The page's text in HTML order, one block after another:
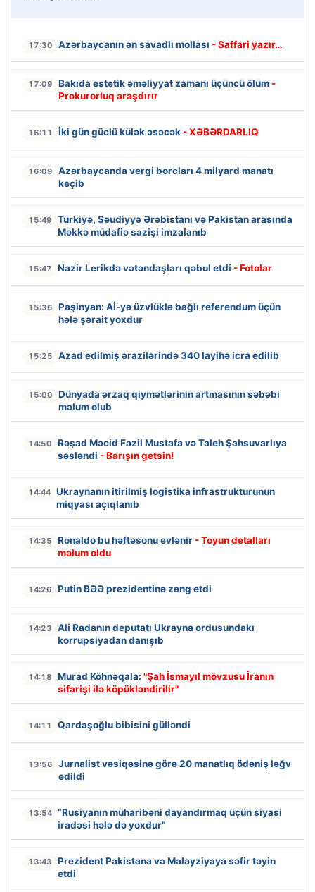
17:30 Azərbaycanın ən savadlı mollası - Saffari yazır…
17:09 Bakıda estetik əməliyyat zamanı üçüncü ölüm -
Prokurorluq araşdırır
16:11 İki gün güclü külək əsəcək - XƏBƏRDARLIQ
16:09
Azərbaycanda vergi borcları 4 milyard manatı
keçib
15:49
Türkiyə, Səudiyyə Ərəbistanı və Pakistan arasında
Məkkə müdafiə sazişi imzalanıb
15:47 Nazir Lerikdə vətəndaşları qəbul etdi - Fotolar
15:36
Paşinyan: Aİ-yə üzvlüklə bağlı referendum üçün
hələ şərait yoxdur
15:25 Azad edilmiş ərazilərində 340 layihə icra edilib
15:00
Dünyada ərzaq qiymətlərinin artmasının səbəbi
məlum olub
14:50
Rəşad Məcid Fazil Mustafa və Taleh Şahsuvarlıya
səsləndi - Barışın getsin!
14:44 Ukraynanın itirilmiş logistika infrastrukturunun
miqyası açıqlanıb
14:35 Ronaldo bu həftəsonu evlənir - Toyun detalları
məlum oldu
14:26 Putin BƏƏ prezidentinə zəng etdi
14:23
Ali Radanın deputatı Ukrayna ordusundakı
korrupsiyadan danışıb
14:18 Murad Köhnəqala: "Şah İsmayıl mövzusu İranın
sifarişi ilə köpükləndirilir"
14:11 Qardaşoğlu bibisini gülləndi
13:56
Jurnalist vəsiqəsinə görə 20 manatlıq ödəniş ləğv
edildi
13:54 “Rusiyanın müharibəni dayandırmaq üçün siyasi
iradəsi hələ də yoxdur”
13:43
Prezident Pakistana və Malayziyaya səfir təyin
etdi